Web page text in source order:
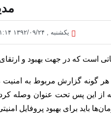
یکشنبه , ۱۳۹۲/۰۹/۲۴ ۱۱:۱۴
است که در جهت بهبود و
هر گونه گزارش مربوط به امنیت
از این پس تحت عنوان وصله
باید برای بهبود پروفایل